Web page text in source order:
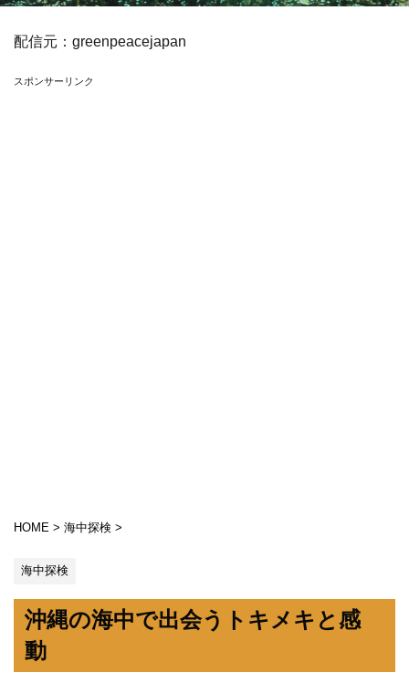
配信元： greenpeacejapan
スポンサーリンク
HOME > 海中探検 >
海中探検
沖縄の海中で出会うトキメキと感
動